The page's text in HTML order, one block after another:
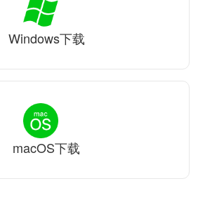
Windows下载
macOS下载